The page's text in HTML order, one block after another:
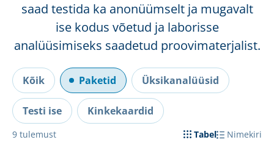
saad testida ka anonüümselt ja mugavalt
ise kodus võetud ja laborisse
analüüsimiseks saadetud proovimaterjalist.
Kõik Paketid Üksikanalüüsid
Testi ise Kinkekaardid
9 tulemust Tabel Nimekiri